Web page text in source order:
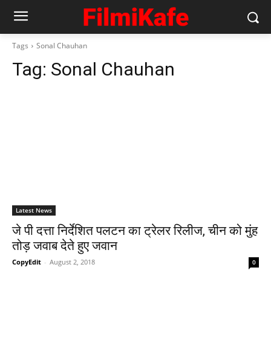
Tags Sonal Chauhan
Tag: Sonal Chauhan
Latest News
जे पी दत्ता निर्देशित पलटन का ट्रेलर रिलीज, चीन को मुंह
तोड़ जवाब देते हुए जवान
CopyEdit - August 2, 2018 0